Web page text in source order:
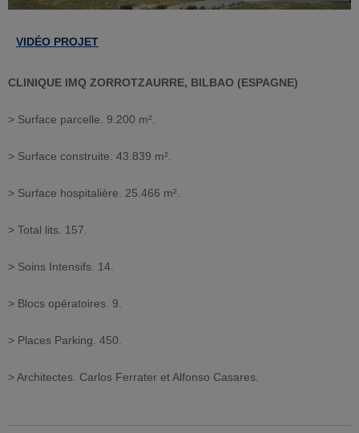
VIDÉO PROJET
CLINIQUE IMQ ZORROTZAURRE, BILBAO (ESPAGNE)
> Surface parcelle. 9.200 m².
> Surface construite. 43.839 m².
> Surface hospitalière. 25.466 m².
> Total lits. 157.
> Soins Intensifs. 14.
> Blocs opératoires. 9.
> Places Parking. 450.
> Architectes. Carlos Ferrater et Alfonso Casares.